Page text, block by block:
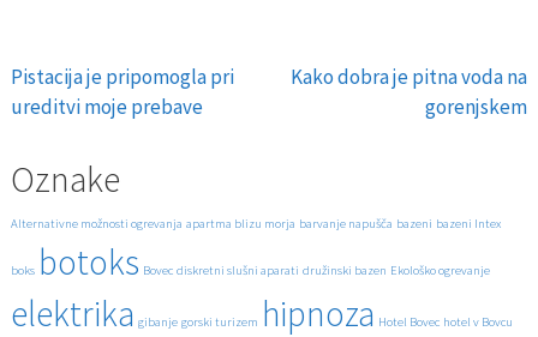
Navigacija
prispevka
Pistacija je pripomogla pri
ureditvi moje prebave
Kako dobra je pitna voda na
gorenjskem
Oznake
Alternativne možnosti ogrevanja apartma blizu morja barvanje napušča bazeni bazeni Intex
boks botoks Bovec diskretni slušni aparati družinski bazen Ekološko ogrevanje
elektrika gibanje gorski turizem hipnoza Hotel Bovec hotel v Bovcu